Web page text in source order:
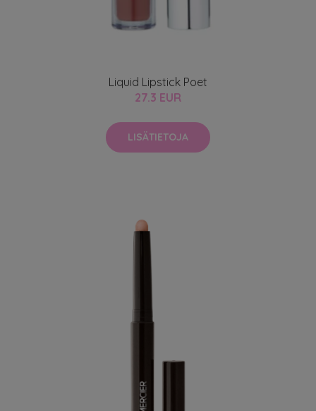
Liquid Lipstick Poet
27.3 EUR
LISÄTIETOJA